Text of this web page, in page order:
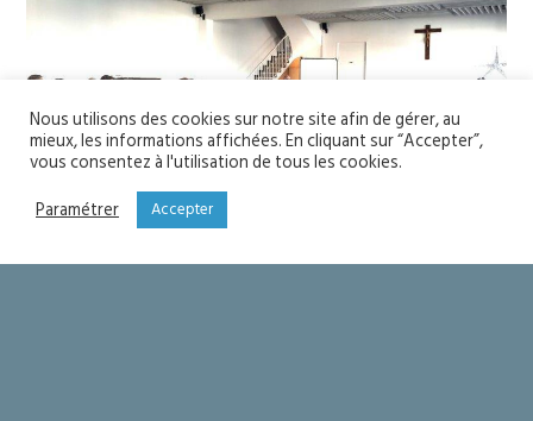
Nous utilisons des cookies sur notre site afin de gérer, au
mieux, les informations affichées. En cliquant sur “Accepter”,
vous consentez à l'utilisation de tous les cookies.
Paramétrer
Accepter